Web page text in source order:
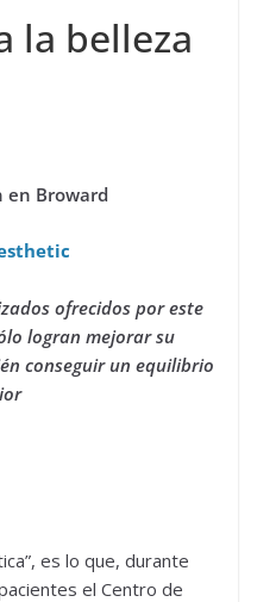
la belleza
en Broward
ofrecidos por este
logran mejorar su
conseguir un equilibrio
es lo que, durante
el Centro de